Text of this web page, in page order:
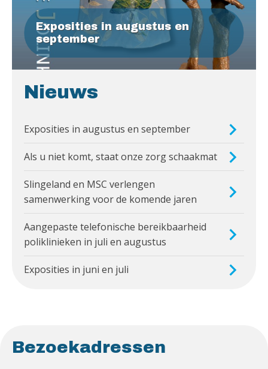
Exposities in augustus en
september
Nieuws
Exposities in augustus en september
Als u niet komt, staat onze zorg schaakmat
Slingeland en MSC verlengen
samenwerking voor de komende jaren
Aangepaste telefonische bereikbaarheid
poliklinieken in juli en augustus
Exposities in juni en juli
Bezoekadressen